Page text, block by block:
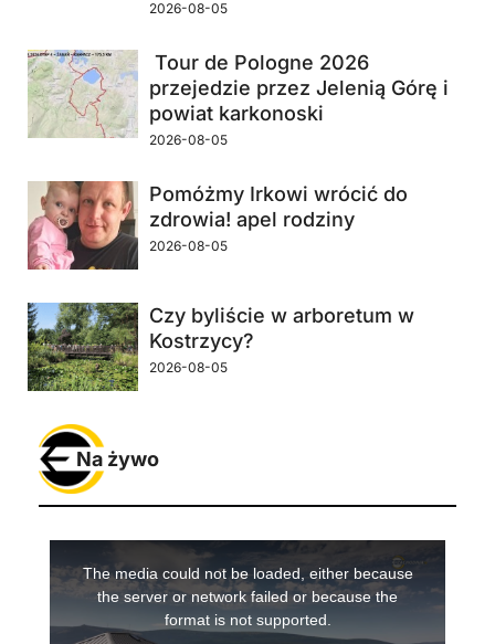
2026-08-05
Tour de Pologne 2026
przejedzie przez Jelenią Górę i
powiat karkonoski
2026-08-05
Pomóżmy Irkowi wrócić do
zdrowia! apel rodziny
2026-08-05
Czy byliście w arboretum w
Kostrzycy?
2026-08-05
Na żywo